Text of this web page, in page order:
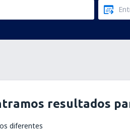
resultados
diferentes